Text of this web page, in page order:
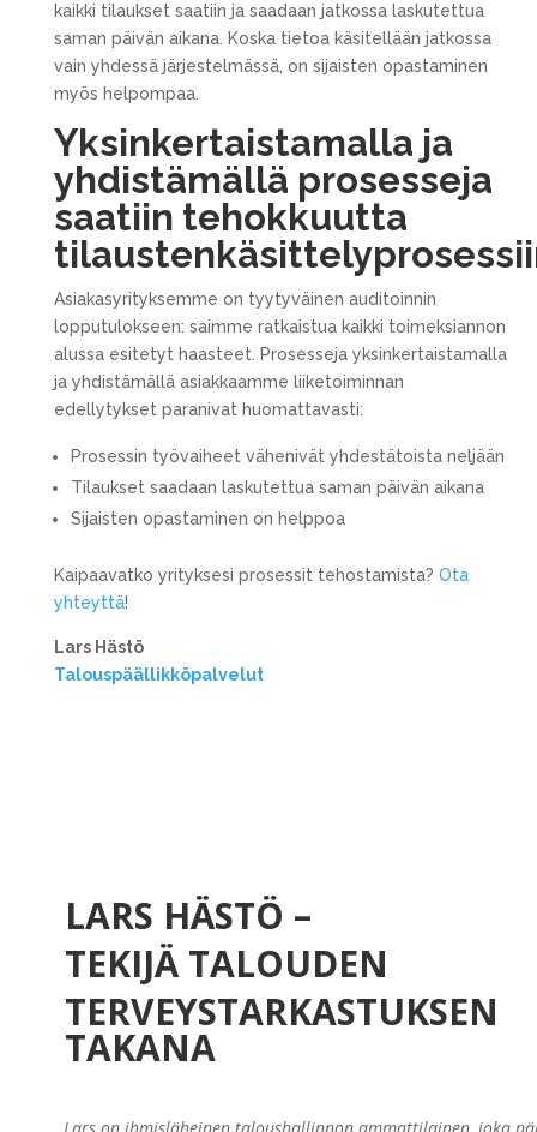
kaikki tilaukset saatiin ja saadaan jatkossa laskutettua
saman päivän aikana. Koska tietoa käsitellään jatkossa
vain yhdessä järjestelmässä, on sijaisten opastaminen
myös helpompaa.
Yksinkertaistamalla ja
yhdistämällä prosesseja
saatiin tehokkuutta
Asiakasyrityksemme on tyytyväinen auditoinnin
lopputulokseen: saimme ratkaistua kaikki toimeksiannon
alussa esitetyt haasteet. Prosesseja yksinkertaistamalla
ja yhdistämällä asiakkaamme liiketoiminnan
edellytykset paranivat huomattavasti:
Prosessin työvaiheet vähenivät yhdestätoista neljään
Tilaukset saadaan laskutettua saman päivän aikana
Sijaisten opastaminen on helppoa
Kaipaavatko yrityksesi prosessit tehostamista? Ota
yhteyttä!
Lars Hästö
Talouspäällikköpalvelut
LARS HÄSTÖ –
TEKIJÄ TALOUDEN
TERVEYSTARKASTUKSEN
TAKANA